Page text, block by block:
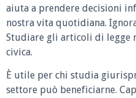
aiuta a prendere decisioni
nostra vita quotidiana.
Studiare gli articoli di legge
civica.
È utile per chi studia
settore può beneficiarne.